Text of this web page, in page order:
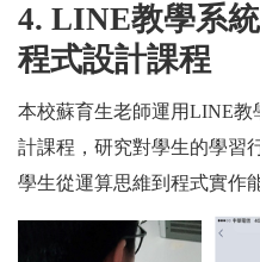
4. LINE教學系
程式設計課程
本校蘇育生老師運用LINE
計課程，研究對學生的學習
學生從運算思維到程式實作